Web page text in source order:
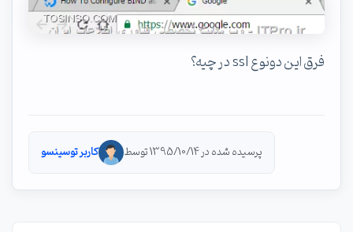
فرق این دونوع ssl در چیه؟
پرسیده شده در 1395/10/14 توسط کاربر توسینسو